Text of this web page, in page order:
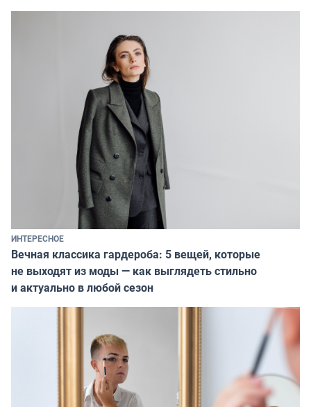
ИНТЕРЕСНОЕ
Вечная классика гардероба: 5 вещей, которые
не выходят из моды — как выглядеть стильно
и актуально в любой сезон